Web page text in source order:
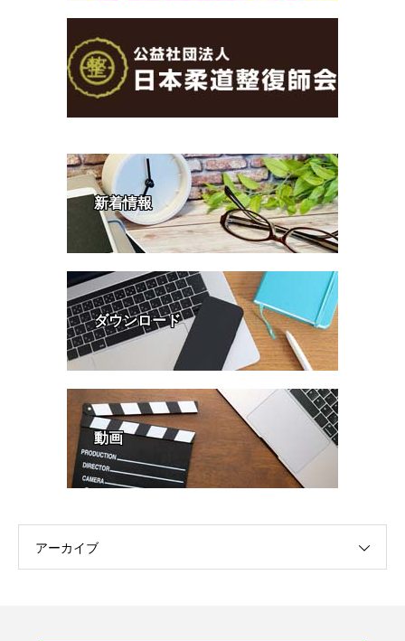
新着情報
ダウンロード
動画
アーカイブ